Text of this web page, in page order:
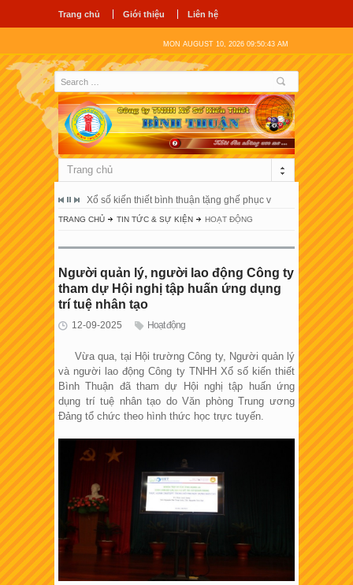
Trang chủ Giới thiệu Liên hệ
MON AUGUST 10, 2026 09:50:44 AM
Trang chủ
bình thuận tặng ghế phục vụ người bệnh tại bệnh viện đa khoa bình thuận
Công ty tnhh xổ số kiến thiết bình thuận tổ
TRANG CHỦ TIN TỨC & SỰ KIỆN HOẠT ĐỘNG
Người quản lý, người lao động Công ty
tham dự Hội nghị tập huấn ứng dụng
trí tuệ nhân tạo
12-09-2025 Hoạt động
Vừa qua, tại Hội trường Công ty, Người quản lý
và người lao động Công ty TNHH Xổ số kiến thiết
Bình Thuận đã tham dự Hội nghị tập huấn ứng
dụng trí tuệ nhân tạo do Văn phòng Trung ương
Đảng tổ chức theo hình thức học trực tuyến.